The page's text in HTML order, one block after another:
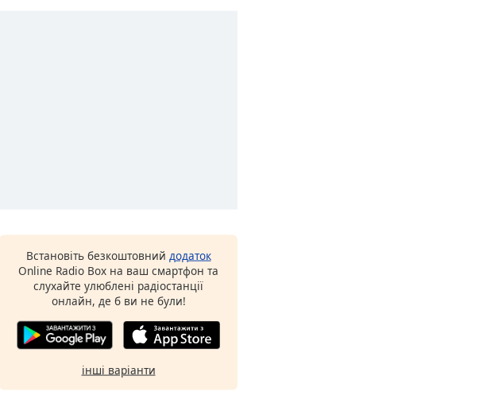
Встановіть безкоштовний додаток
Online Radio Box на ваш смартфон та
слухайте улюблені радіостанції
онлайн, де б ви не були!
інші варіанти